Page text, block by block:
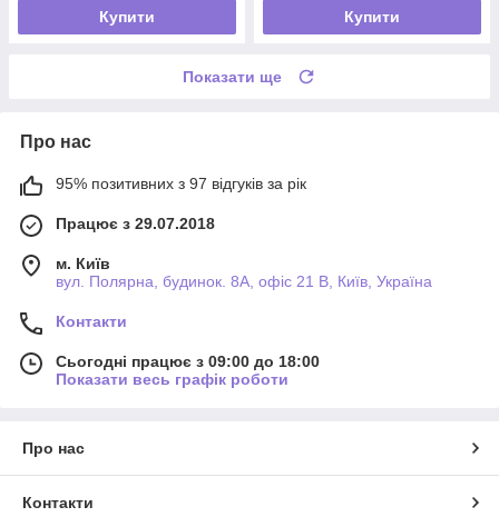
Купити Купити
Показати ще
Про нас
95% позитивних з 97 відгуків за рік
Працює з 29.07.2018
м. Київ
вул. Полярна, будинок. 8А, офіс 21 В, Київ, Україна
Контакти
Сьогодні працює з 09:00 до 18:00
Показати весь графік роботи
Про нас
Контакти